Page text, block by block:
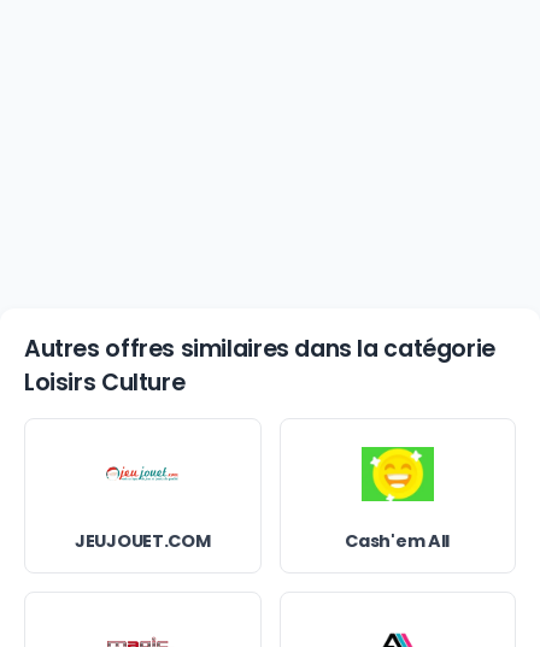
Autres offres similaires dans la catégorie
Loisirs Culture
JEUJOUET.COM Cash'em All